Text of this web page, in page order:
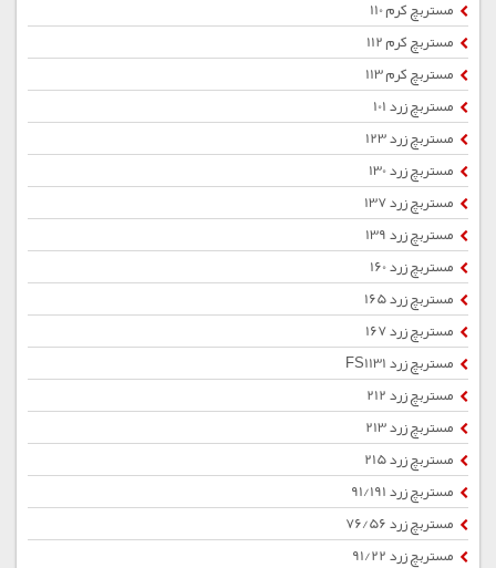
مستربچ کرم 110
مستربچ کرم 112
مستربچ کرم 113
مستربچ زرد 101
مستربچ زرد 123
مستربچ زرد 130
مستربچ زرد 137
مستربچ زرد 139
مستربچ زرد 160
مستربچ زرد 165
مستربچ زرد 167
مستربچ زرد FS1131
مستربچ زرد 212
مستربچ زرد 213
مستربچ زرد 215
مستربچ زرد 91/191
مستربچ زرد 76/56
مستربچ زرد 91/22